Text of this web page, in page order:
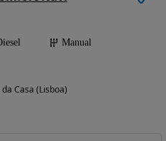
Manual
Casa (Lisboa)